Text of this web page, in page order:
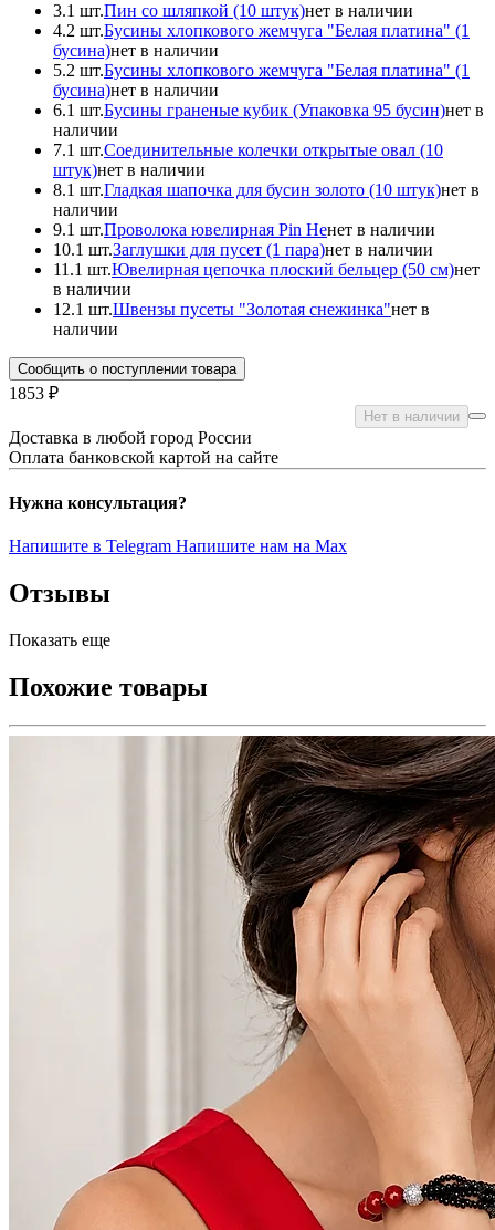
3.1 шт.Пин со шляпкой (10 штук)нет в наличии
4.2 шт.Бусины хлопковогo жемчугa "Белая платина" (1
бусина)нет в наличии
5.2 шт.Бусины хлопковогo жемчугa "Белая платина" (1
бусина)нет в наличии
6.1 шт.Бусины граненые кубик (Упаковка 95 бусин)нет в
наличии
7.1 шт.Соединительные колечки открытые овал (10
штук)нет в наличии
8.1 шт.Гладкая шапочка для бусин золото (10 штук)нет в
наличии
9.1 шт.Проволока ювелирная Pin Heнет в наличии
10.1 шт.Заглушки для пусeт (1 пара)нет в наличии
11.1 шт.Ювелирная цепочка плоский бельцер (50 см)нет
в наличии
12.1 шт.Швензы пусеты "Золотая снежинка"нет в
наличии
Сообщить о поступлении товара
1853 ₽
Нет в наличии
Доставка в любой город России
Оплата банковской картой на сайте
Нужна консультация?
Напишите в Telegram Напишите нам на Max
Отзывы
Показать еще
Похожие товары